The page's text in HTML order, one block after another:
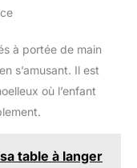
à portée de main
s’amusant. Il est
où l’enfant
table à langer